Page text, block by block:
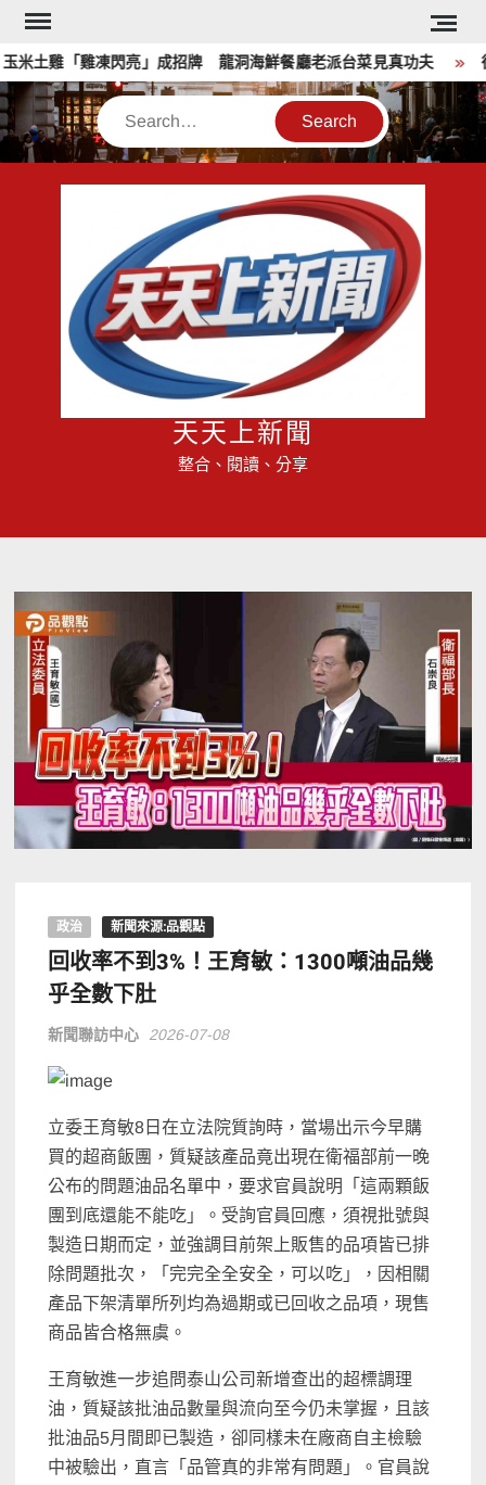
Skip
content
土雞「雞凍閃亮」成招牌 龍洞海鮮餐廳老派台菜見真功夫 徐
Search
天天上新聞
整合、閱讀、分享
政治 新聞來源:品觀點
回收率不到3%！王育敏：1300噸油品幾
乎全數下肚
新聞聯訪中心 2026-07-08
立委王育敏8日在立法院質詢時，當場出示今早購
買的超商飯團，質疑該產品竟出現在衛福部前一晚
公布的問題油品名單中，要求官員說明「這兩顆飯
團到底還能不能吃」。受詢官員回應，須視批號與
製造日期而定，並強調目前架上販售的品項皆已排
除問題批次，「完完全全安全，可以吃」，因相關
產品下架清單所列均為過期或已回收之品項，現售
商品皆合格無虞。
王育敏進一步追問泰山公司新增查出的超標調理
油，質疑該批油品數量與流向至今仍未掌握，且該
批油品5月間即已製造，卻同樣未在廠商自主檢驗
中被驗出，直言「品管真的非常有問題」。官員說